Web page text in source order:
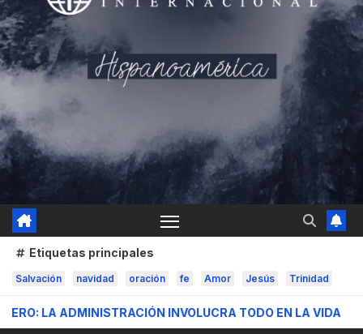
Etiquetas principales
Salvación navidad oración fe Amor Jesús Trinidad
INVOLUCRA TODO EN LA VIDA VIDA